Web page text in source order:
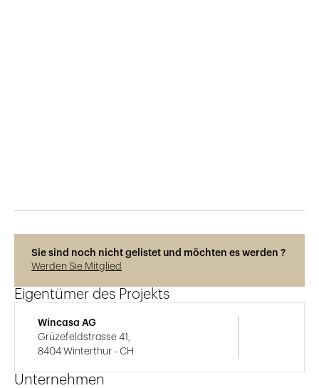
Sie sind noch nicht gelistet und möchten es werden ?
Werden Sie Mitglied
Eigentümer des Projekts
Wincasa AG
Grüzefeldstrasse 41,
8404 Winterthur - CH
Unternehmen